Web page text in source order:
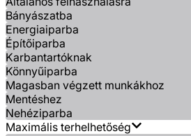
Bányászatba
Energiaiparba
Építőiparba
Karbantartóknak
Könnyűiparba
Magasban végzett munkákhoz
Mentéshez
Nehéziparba
Maximális terhelhetőség